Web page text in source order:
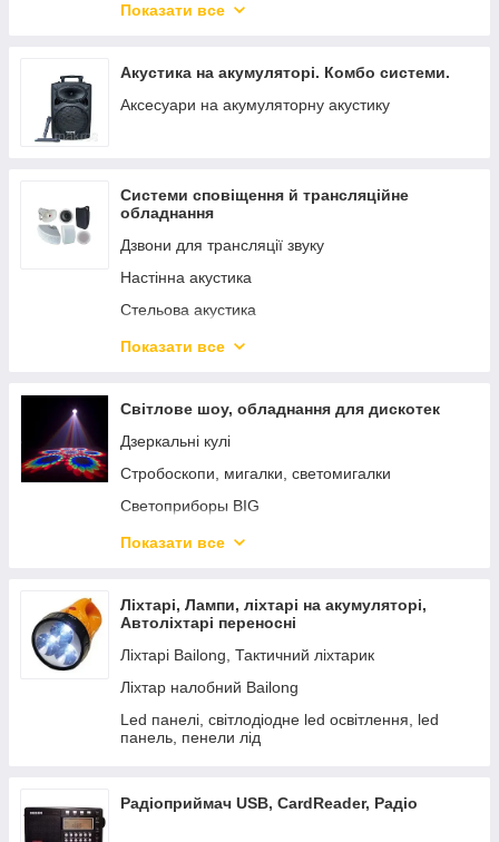
звуку, музики та оповіщення
Динаміки. НЧ і ВЧ
АКУСТИКА 2.1 ПОРТАТИВНАЯ АКУСТИКА
Показати все
Акустика на акумуляторі. Комбо системи.
Аксесуари на акумуляторну акустику
Системи сповіщення й трансляційне
обладнання
Дзвони для трансляції звуку
Настінна акустика
Стельова акустика
Регулятори гучності, трансформатори
DJ-ОБЛАДНАННЯ
Показати все
Світлове шоу, обладнання для дискотек
Дзеркальні кулі
Стробоскопи, мигалки, светомигалки
Светоприборы BIG
Дим машина, Генератор диму
Лампи для світлоприладів
Прожектора Led
Показати все
Ліхтарі, Лампи, ліхтарі на акумуляторі,
Автоліхтарі переносні
Ліхтарі Bailong, Тактичний ліхтарик
Ліхтар налобний Bailong
Led панелі, світлодіодне led освітлення, led
панель, пенели лід
Радіоприймач USB, CardReader, Радіо